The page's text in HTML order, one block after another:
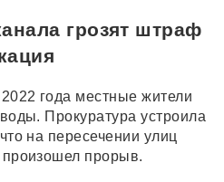
грозят штраф
года местные жители
Прокуратура устроила
на пересечении улиц
прорыв.